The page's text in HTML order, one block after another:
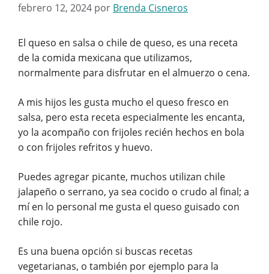
febrero 12, 2024 por Brenda Cisneros
El queso en salsa o chile de queso, es una receta
de la comida mexicana que utilizamos,
normalmente para disfrutar en el almuerzo o cena.
A mis hijos les gusta mucho el queso fresco en
salsa, pero esta receta especialmente les encanta,
yo la acompaño con frijoles recién hechos en bola
o con frijoles refritos y huevo.
Puedes agregar picante, muchos utilizan chile
jalapeño o serrano, ya sea cocido o crudo al final; a
mí en lo personal me gusta el queso guisado con
chile rojo.
Es una buena opción si buscas recetas
vegetarianas, o también por ejemplo para la